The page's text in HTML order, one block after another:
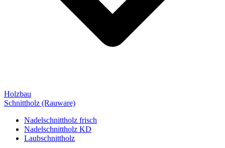
Holzbau
Schnittholz (Rauware)
Nadelschnittholz frisch
Nadelschnittholz KD
Laubschnittholz